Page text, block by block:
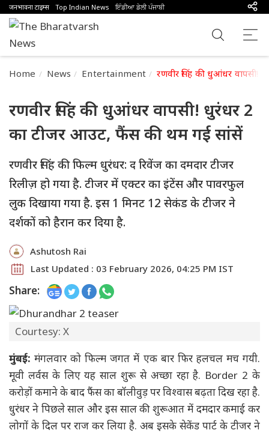
जनभावना टाइम्स Top Indian News ਇੰਡੀਆ ਡੇਲੀ ਪੰਜਾਬੀ
Home News Entertainment रणवीर सिंह की धुआंधर वापसी!
रणवीर सिंह की धुआंधर वापसी! धुरंधर 2
का टीजर आउट, फैंस की थम गई सांसें
रणवीर सिंह की फिल्म धुरंधर: द रिवेंज का दमदार टीजर
रिलीज़ हो गया है. टीजर में एक्टर का इंटेंस और पावरफुल
लुक दिखाया गया है. इस 1 मिनट 12 सेकंड के टीजर ने
दर्शकों को हैरान कर दिया है.
Ashutosh Rai
Last Updated : 03 February 2026, 04:25 PM IST
Share:
Courtesy: X
मुंबई: मंगलवार को फिल्म जगत में एक बार फिर हलचल मच गयी.
मूवी लर्वस के लिए यह साल शुरू से अच्छा रहा है. Border 2 के
करोड़ों कमाने के बाद फैंस का बॉलीवुड़ पर विश्वास बढ़ता दिख रहा है.
धुरंधर ने पिछले साल और इस साल की शुरूआत में दमदार कमाई कर
लोगों के दिल पर राज कर लिया है. अब इसके सेकेंड पार्ट के टीजर ने